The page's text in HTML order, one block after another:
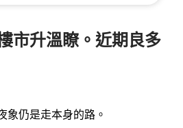
市升溫瞭。近期良多
象仍是走本身的路。